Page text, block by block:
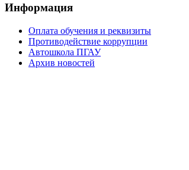
Информация
Оплата обучения и реквизиты
Противодействие коррупции
Автошкола ПГАУ
Архив новостей